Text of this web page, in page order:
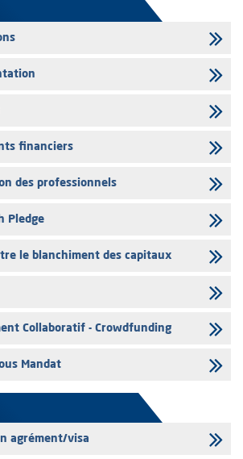
5 août 2026
site internet les publications réalisées par les
4 août 2026
jour annuelle du dossier d’information relatif au
site internet les publications réalisées par les
3 août 2026
visas d'OPCVM accordés par l'AMMC pour le
mensuels du marché des capitaux pour
financiers
des professionnels
Pledge
le blanchiment des capitaux
Collaboratif - Crowdfunding
Mandat
agrément/visa